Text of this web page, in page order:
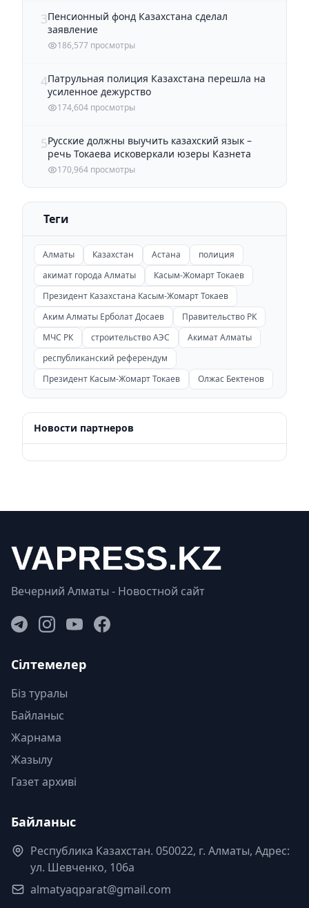
3Пенсионный фонд Казахстана сделал
заявление
186,577 просмотры
4Патрульная полиция Казахстана перешла на
усиленное дежурство
174,604 просмотры
5Русские должны выучить казахский язык –
речь Токаева исковеркали юзеры Казнета
170,964 просмотры
Теги
Алматы Казахстан Астана
полиция
акимат города Алматы
Касым-Жомарт Токаев
Президент Казахстана Касым-Жомарт Токаев
Аким Алматы Ерболат Досаев
Правительство РК
МЧС РК
строительство АЭС
Акимат Алматы
республиканский референдум
Президент Касым-Жомарт Токаев
Олжас Бектенов
Новости партнеров
Вечерний Алматы - Новостной сайт
Сілтемелер
Біз туралы
Байланыс
Жарнама
Жазылу
Газет архиві
Байланыс
Республика Казахстан. 050022, г. Алматы, Адрес:
ул. Шевченко, 106а
almatyaqparat@gmail.com